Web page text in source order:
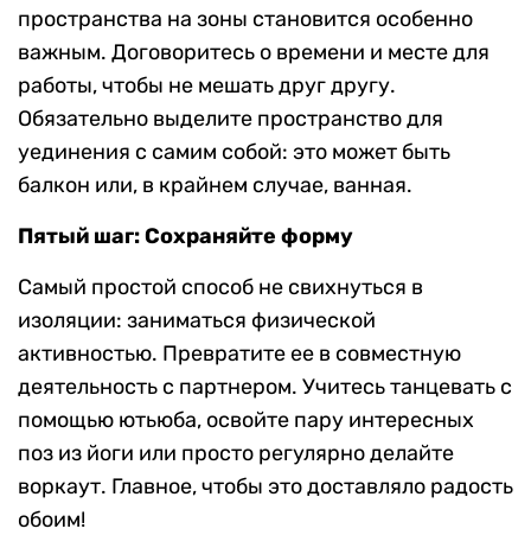
пространства на зоны становится особенно
важным. Договоритесь о времени и месте для
работы, чтобы не мешать друг другу.
Обязательно выделите пространство для
уединения с самим собой: это может быть
балкон или, в крайнем случае, ванная.
Пятый шаг: Сохраняйте форму
Самый простой способ не свихнуться в
изоляции: заниматься физической
активностью. Превратите ее в совместную
деятельность с партнером. Учитесь танцевать с
помощью ютьюба, освойте пару интересных
поз из йоги или просто регулярно делайте
воркаут. Главное, чтобы это доставляло радость
обоим!